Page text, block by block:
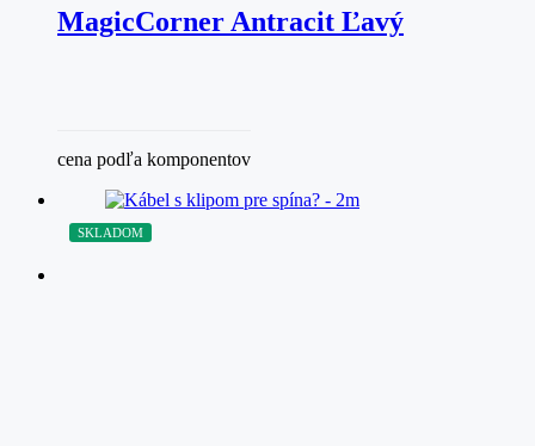
MagicCorner Antracit Ľavý
cena podľa komponentov
SKLADOM